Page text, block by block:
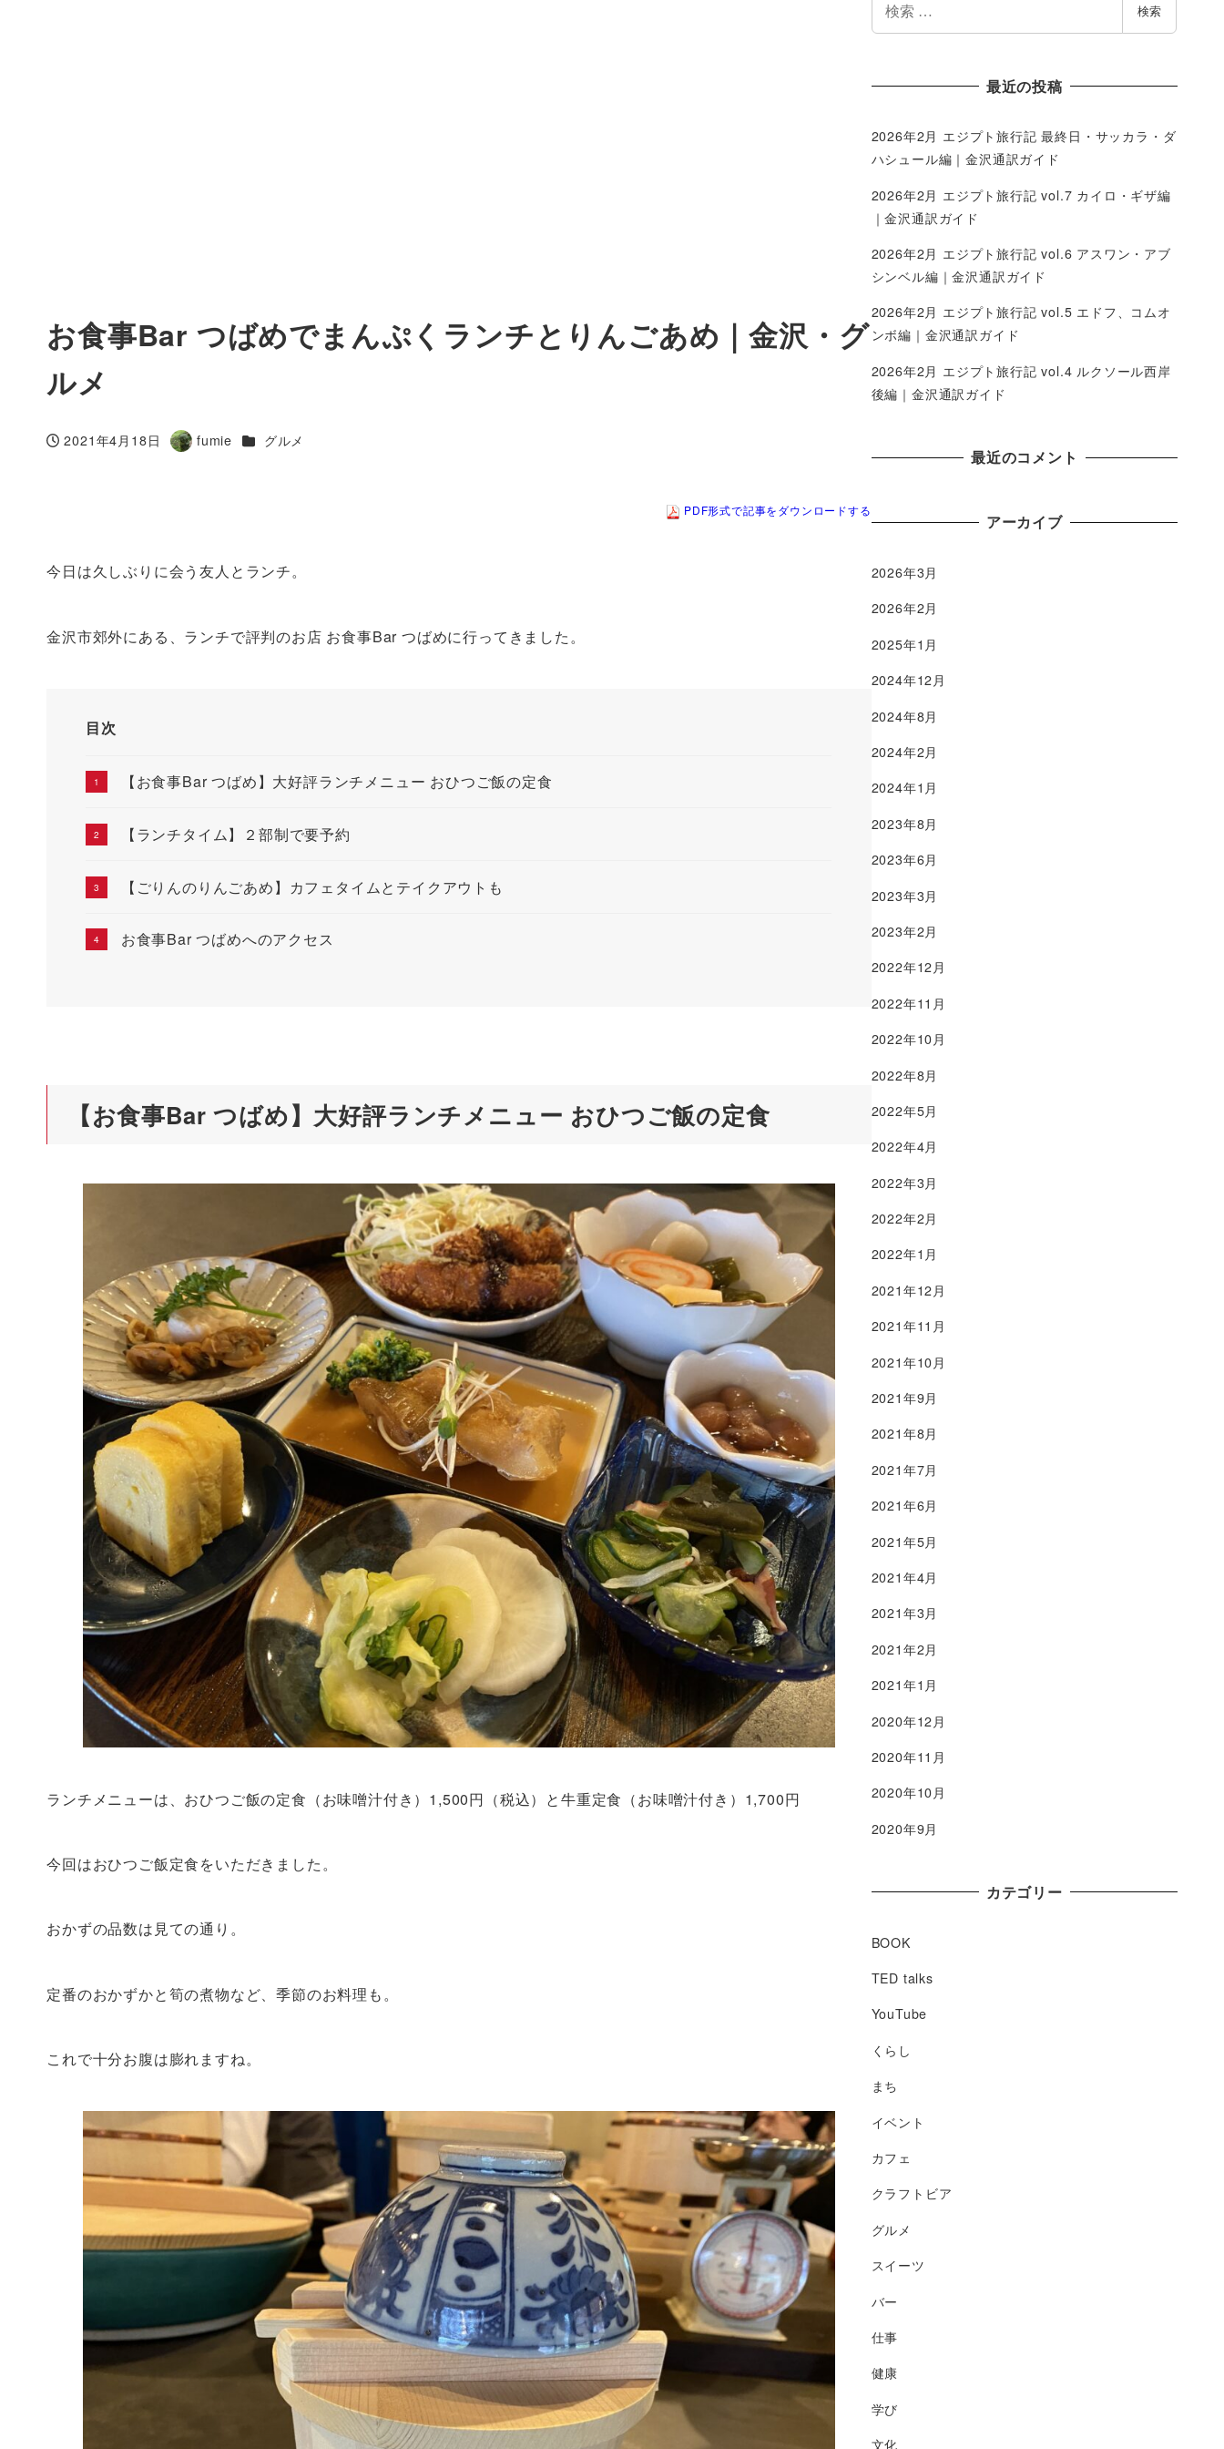
お食事Bar つばめでまんぷくランチとりんごあめ｜金沢・グ
ルメ
投稿日
2021年4月18日
著
fumie カテゴリー
グルメ
PDF形式で記事をダウンロードする
今日は久しぶりに会う友人とランチ。
金沢市郊外にある、ランチで評判のお店 お食事Bar つばめに行ってきました。
目次
【お食事Bar つばめ】大好評ランチメニュー おひつご飯の定食
【ランチタイム】２部制で要予約
【ごりんのりんごあめ】カフェタイムとテイクアウトも
お食事Bar つばめへのアクセス
【お食事Bar つばめ】大好評ランチメニュー おひつご飯の定食
ランチメニューは、おひつご飯の定食（お味噌汁付き）1,500円（税込）と牛重定食（お味噌汁付き）1,700円
今回はおひつご飯定食をいただきました。
おかずの品数は見ての通り。
定番のおかずかと筍の煮物など、季節のお料理も。
これで十分お腹は膨れますね。
検索
最近の投稿
2026年2月 エジプト旅行記 最終日・サッカラ・ダ
ハシュール編｜金沢通訳ガイド
2026年2月 エジプト旅行記 vol.7 カイロ・ギザ編
｜金沢通訳ガイド
2026年2月 エジプト旅行記 vol.6 アスワン・アブ
シンベル編｜金沢通訳ガイド
2026年2月 エジプト旅行記 vol.5 エドフ、コムオ
ンボ編｜金沢通訳ガイド
2026年2月 エジプト旅行記 vol.4 ルクソール西岸
後編｜金沢通訳ガイド
最近のコメント
アーカイブ
2026年3月
2026年2月
2025年1月
2024年12月
2024年8月
2024年2月
2024年1月
2023年8月
2023年6月
2023年3月
2023年2月
2022年12月
2022年11月
2022年10月
2022年8月
2022年5月
2022年4月
2022年3月
2022年2月
2022年1月
2021年12月
2021年11月
2021年10月
2021年9月
2021年8月
2021年7月
2021年6月
2021年5月
2021年4月
2021年3月
2021年2月
2021年1月
2020年12月
2020年11月
2020年10月
2020年9月
カテゴリー
BOOK
TED talks
YouTube
くらし
まち
イベント
カフェ
クラフトビア
グルメ
スイーツ
バー
仕事
健康
学び
文化